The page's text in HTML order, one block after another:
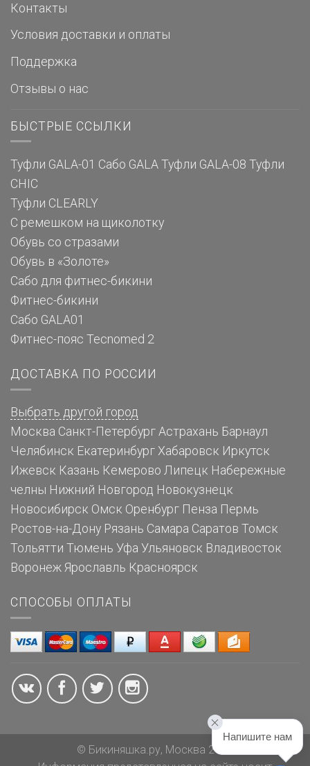
Контакты
Условия доставки и оплаты
Поддержка
Отзывы о нас
БЫСТРЫЕ ССЫЛКИ
Туфли GALA-01 Сабо GALA Туфли GALA-08 Туфли
CHIC
Туфли CLEARLY
С ремешком на щиколотку
Обувь со стразами
Обувь в «Золоте»
Сабо для фитнес-бикини
Фитнес-бикини
Сабо GALA01
Фитнес-пояс Tecnomed 2
ДОСТАВКА ПО РОССИИ
Выбрать другой город
Москва Санкт-Петербург Астрахань Барнаул
Челябинск Екатеринбург Хабаровск Иркутск
Ижевск Казань Кемерово Липецк Набережные
челны Нижний Новгород Новокузнецк
Новосибирск Омск Оренбург Пенза Пермь
Ростов-на-Дону Рязань Самара Саратов Томск
Тольятти Тюмень Уфа Ульяновск Владивосток
Воронеж Ярославль Красноярск
СПОСОБЫ ОПЛАТЫ
© Бикиняшка.ру, Москва 2026
Напишите нам